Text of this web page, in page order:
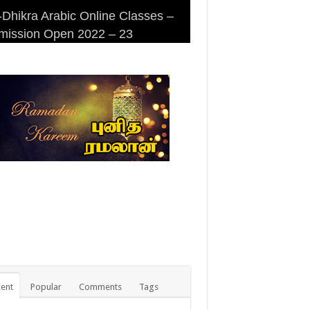
Arabic Online Classes –
Open 2022 – 23
Arabic Online Classes –
DHIKRA ARABIC COLLEGE
Masjid (Kuwait Masjid), Malaz,
Popular Comments Tags